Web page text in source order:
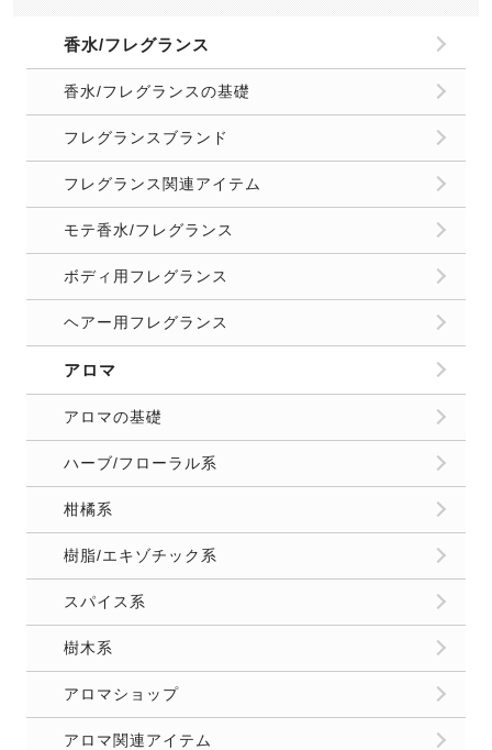
香水/フレグランス
香水/フレグランスの基礎
フレグランスブランド
フレグランス関連アイテム
モテ香水/フレグランス
ボディ用フレグランス
ヘアー用フレグランス
アロマ
アロマの基礎
ハーブ/フローラル系
柑橘系
樹脂/エキゾチック系
スパイス系
樹木系
アロマショップ
アロマ関連アイテム